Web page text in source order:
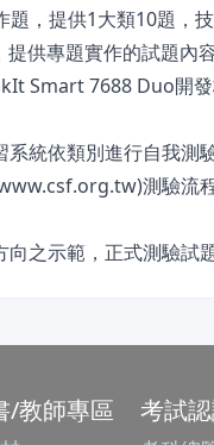
題，提供1大類10題
供專題實作的試題內
Smart 7688 Duo開
統依類別進行自我測
測驗流
之示範，正式測驗試
/教師專區 考試